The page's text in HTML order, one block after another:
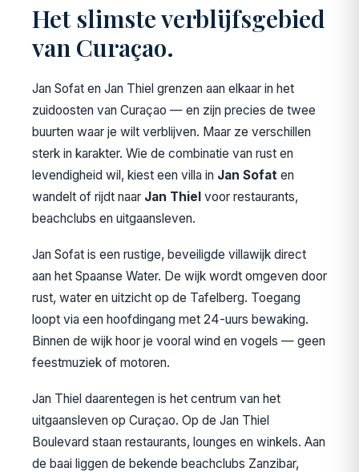
Het slimste verblijfsgebied
van Curaçao.
Jan Sofat en Jan Thiel grenzen aan elkaar in het
zuidoosten van Curaçao — en zijn precies de twee
buurten waar je wilt verblijven. Maar ze verschillen
sterk in karakter. Wie de combinatie van rust en
levendigheid wil, kiest een villa in Jan Sofat en
wandelt of rijdt naar Jan Thiel voor restaurants,
beachclubs en uitgaansleven.
Jan Sofat is een rustige, beveiligde villawijk direct
aan het Spaanse Water. De wijk wordt omgeven door
rust, water en uitzicht op de Tafelberg. Toegang
loopt via een hoofdingang met 24-uurs bewaking.
Binnen de wijk hoor je vooral wind en vogels — geen
feestmuziek of motoren.
Jan Thiel daarentegen is het centrum van het
uitgaansleven op Curaçao. Op de Jan Thiel
Boulevard staan restaurants, lounges en winkels. Aan
de baai liggen de bekende beachclubs Zanzibar,